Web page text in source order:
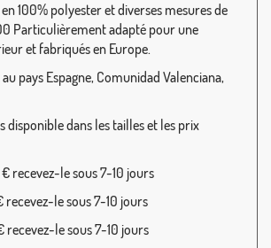
100% polyester et diverses mesures de
Particulièrement adapté pour une
et fabriqués en Europe.
pays Espagne, Comunidad Valenciana,
disponible dans les tailles et les prix
recevez-le sous 7-10 jours
recevez-le sous 7-10 jours
recevez-le sous 7-10 jours